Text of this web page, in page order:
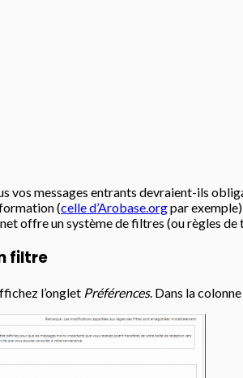
vos messages entrants devraient-ils
(celle d’Arobase.orgpar
offre un système de filtres (ou règles
filtre
l’onglet Préférences. Dans la